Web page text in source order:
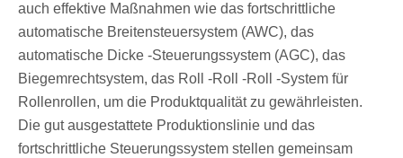
auch effektive Maßnahmen wie das fortschrittliche
automatische Breitensteuersystem (AWC), das
automatische Dicke -Steuerungssystem (AGC), das
Biegemrechtsystem, das Roll -Roll -Roll -System für
Rollenrollen, um die Produktqualität zu gewährleisten.
Die gut ausgestattete Produktionslinie und das
fortschrittliche Steuerungssystem stellen gemeinsam